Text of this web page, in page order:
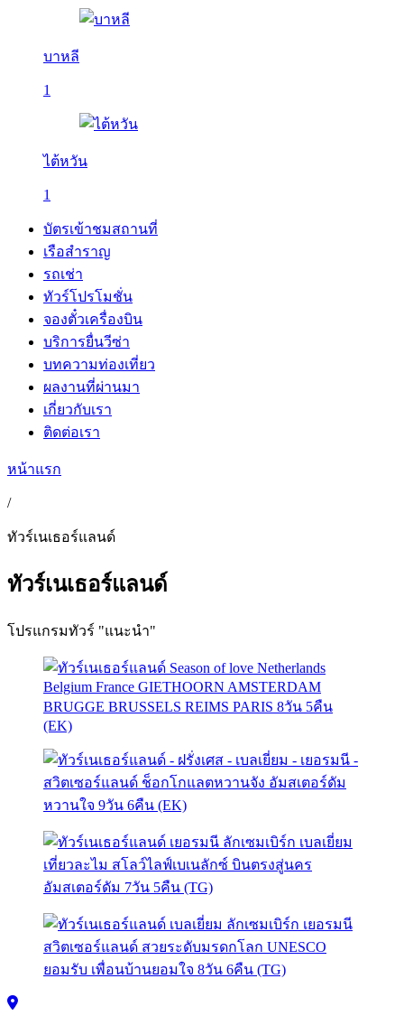
บาหลี
1
ไต้หวัน
1
บัตรเข้าชมสถานที่
เรือสำราญ
รถเช่า
ทัวร์โปรโมชั่น
จองตั๋วเครื่องบิน
บริการยื่นวีซ่า
บทความท่องเที่ยว
ผลงานที่ผ่านมา
เกี่ยวกับเรา
ติดต่อเรา
หน้าแรก
/
ทัวร์เนเธอร์แลนด์
ทัวร์เนเธอร์แลนด์
โปรแกรมทัวร์ "แนะนำ"